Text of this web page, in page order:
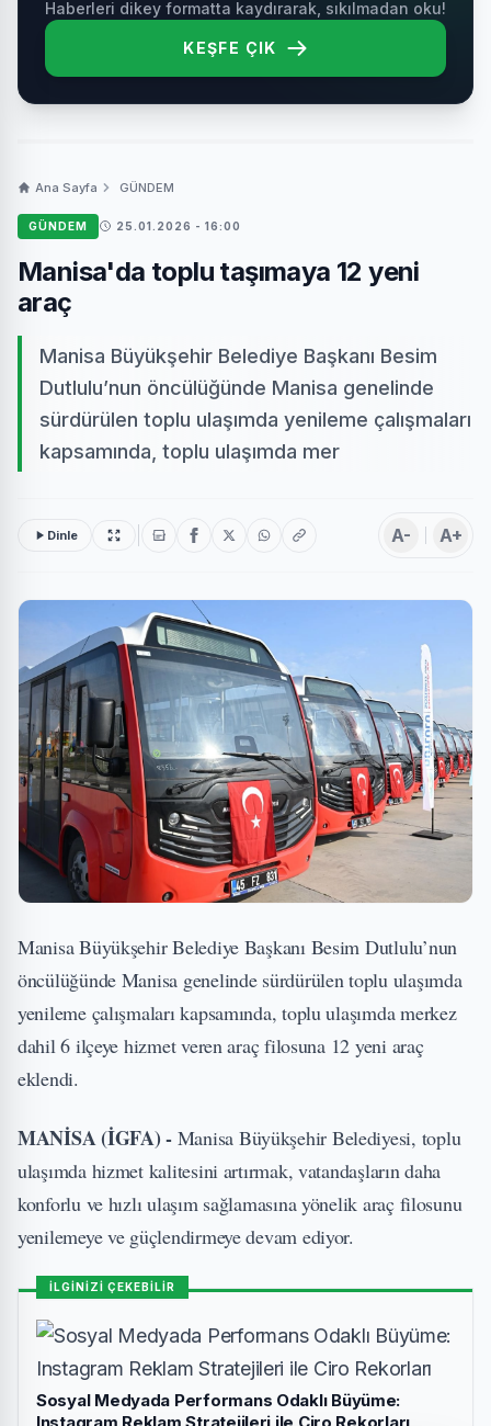
Haberleri dikey formatta kaydırarak, sıkılmadan oku!
KEŞFE ÇIK
Ana Sayfa GÜNDEM
GÜNDEM 25.01.2026 - 16:00
Manisa'da toplu taşımaya 12 yeni
araç
Manisa Büyükşehir Belediye Başkanı Besim
Dutlulu’nun öncülüğünde Manisa genelinde
sürdürülen toplu ulaşımda yenileme çalışmaları
kapsamında, toplu ulaşımda mer
Dinle A- A+
Manisa Büyükşehir Belediye Başkanı Besim Dutlulu’nun
öncülüğünde Manisa genelinde sürdürülen toplu ulaşımda
yenileme çalışmaları kapsamında, toplu ulaşımda merkez
dahil 6 ilçeye hizmet veren araç filosuna 12 yeni araç
eklendi.
MANİSA (İGFA) - Manisa Büyükşehir Belediyesi, toplu
ulaşımda hizmet kalitesini artırmak, vatandaşların daha
konforlu ve hızlı ulaşım sağlamasına yönelik araç filosunu
yenilemeye ve güçlendirmeye devam ediyor.
İLGİNİZİ ÇEKEBİLİR
Sosyal Medyada Performans Odaklı Büyüme: